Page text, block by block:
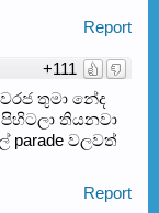
Report
+111
තුමා නේද
තියනවා
parade වලවත්
Report